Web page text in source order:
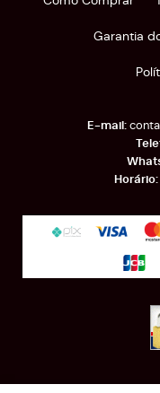
Garantia